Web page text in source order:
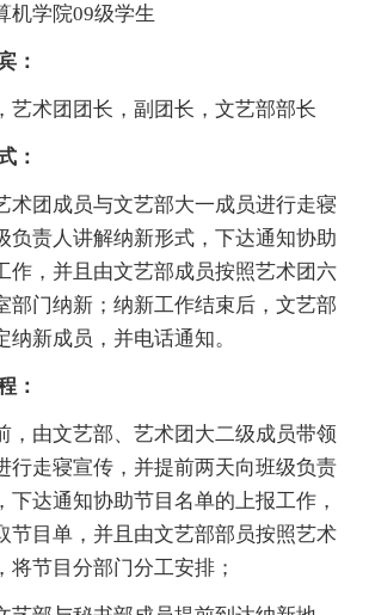
学院09级学生
：
术团团长，副团长，文艺部部长
：
团成员与文艺部大一成员进行走寝
负责人讲解纳新形式，下达通知协助
作，并且由文艺部成员按照艺术团六
部门纳新；纳新工作结束后，文艺部
纳新成员，并电话通知。
：
由文艺部、艺术团大二级成员带领
行走寝宣传，并提前两天向班级负责
下达通知协助节目名单的上报工作，
节目单，并且由文艺部部员按照艺术
将节目分部门分工安排；